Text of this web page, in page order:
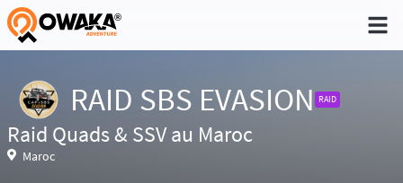
®
RAID SBS EVASION RAID
Raid Quads & SSV au Maroc
Maroc